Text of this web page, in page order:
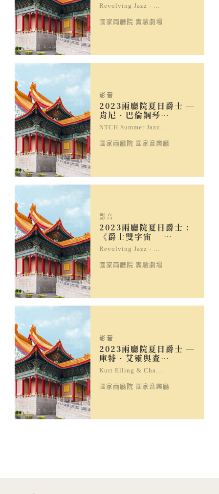
Revolving Jazz - …
國家兩廳院 實驗劇場
影音
2023兩廳院夏日爵士 ─
肯尼‧巴倫鋼琴…
NTCH Summer Jazz …
國家兩廳院 國家音樂廳
影音
2023兩廳院夏日爵士 :
《爵士雙宇宙 ─…
Revolving Jazz - …
國家兩廳院 實驗劇場
影音
2023兩廳院夏日爵士 ─
庫特‧艾靈與查…
Kurt Elling & Cha…
國家兩廳院 國家音樂廳